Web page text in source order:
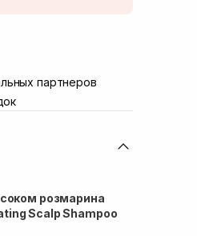
(Duck's
В наличии
Нет в наличии!
Нет в наличии!
партнеров
розмарина
Scalp Shampoo